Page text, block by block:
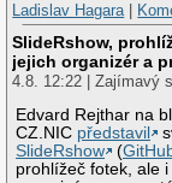
Ladislav Hagara|
SlideRshow,
jejich organizér a
4.8. 12:22 | Zajímavý
Edvard Rejthar na
CZ.NIC představil
SlideRshow
(
prohlížeč fotek, ale i